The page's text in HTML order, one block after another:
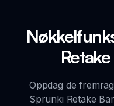
Oppdag de
Sprunki Retake